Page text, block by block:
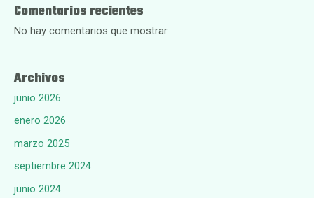
Comentarios recientes
No hay comentarios que mostrar.
Archivos
junio 2026
enero 2026
marzo 2025
septiembre 2024
junio 2024